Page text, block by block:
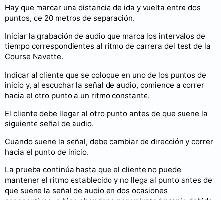
Hay que marcar una distancia de ida y vuelta entre dos
puntos, de 20 metros de separación.
Iniciar la grabación de audio que marca los intervalos de
tiempo correspondientes al ritmo de carrera del test de la
Course Navette.
Indicar al cliente que se coloque en uno de los puntos de
inicio y, al escuchar la señal de audio, comience a correr
hacia el otro punto a un ritmo constante.
El cliente debe llegar al otro punto antes de que suene la
siguiente señal de audio.
Cuando suene la señal, debe cambiar de dirección y correr
hacia el punto de inicio.
La prueba continúa hasta que el cliente no puede
mantener el ritmo establecido y no llega al punto antes de
que suene la señal de audio en dos ocasiones